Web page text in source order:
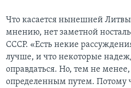
Что касается нынешней Литвы,
мнению, нет заметной
СССР. «Есть некие
лучше, и что некоторые
оправдаться. Но, тем не
определенным путем. Потому